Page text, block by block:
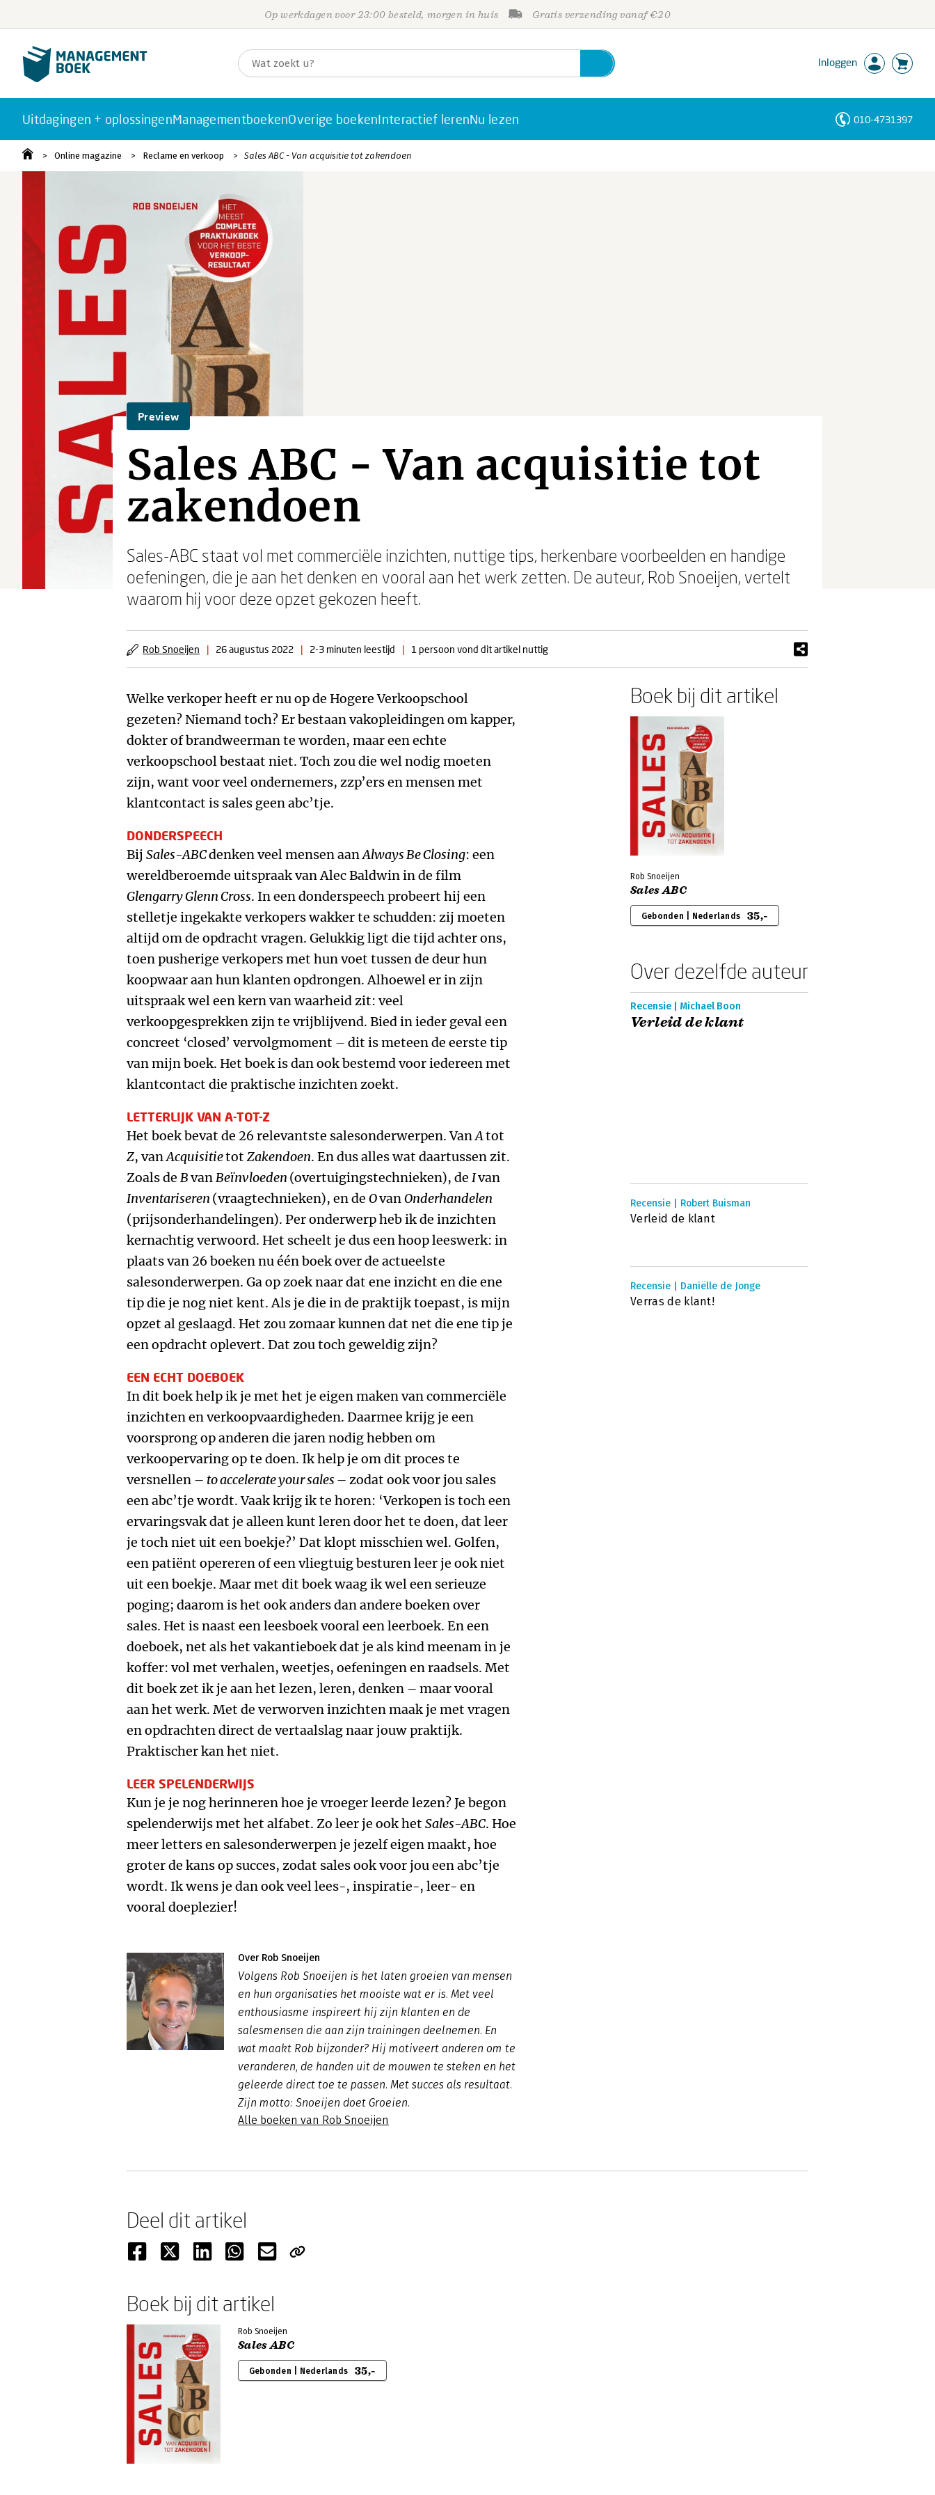
Op werkdagen voor 23:00 besteld, morgen in huis Gratis verzending vanaf €20
Inloggen
Uitdagingen + oplossingenManagementboekenOverige boekenInteractief lerenNu lezen 010-4731397
Online magazine Reclame en verkoop Sales ABC - Van acquisitie tot zakendoen
Preview
Sales ABC - Van acquisitie tot
zakendoen
Sales-ABC staat vol met commerciële inzichten, nuttige tips, herkenbare voorbeelden en handige
oefeningen, die je aan het denken en vooral aan het werk zetten. De auteur, Rob Snoeijen, vertelt
waarom hij voor deze opzet gekozen heeft.
Rob Snoeijen | 26 augustus 2022 | 2-3 minuten leestijd | 1 persoon vond dit artikel nuttig
Welke verkoper heeft er nu op de Hogere Verkoopschool
gezeten? Niemand toch? Er bestaan vakopleidingen om kapper,
dokter of brandweerman te worden, maar een echte
verkoopschool bestaat niet. Toch zou die wel nodig moeten
zijn, want voor veel ondernemers, zzp’ers en mensen met
klantcontact is sales geen abc’tje.
DONDERSPEECH
Bij Sales-ABCdenken veel mensen aanAlways Be Closing: een
wereldberoemde uitspraak van Alec Baldwin in de film
Glengarry Glenn Cross. In een donderspeech probeert hij een
stelletje ingekakte verkopers wakker te schudden: zij moeten
altijd om de opdracht vragen. Gelukkig ligt die tijd achter ons,
toen pusherige verkopers met hun voet tussen de deur hun
koopwaar aan hun klanten opdrongen. Alhoewel er in zijn
uitspraak wel een kern van waarheid zit: veel
verkoopgesprekken zijn te vrijblijvend. Bied in ieder geval een
concreet ‘closed’ vervolgmoment – dit is meteen de eerste tip
van mijn boek. Het boek is dan ook bestemd voor iedereen met
klantcontact die praktische inzichten zoekt.
LETTERLIJK VAN A-TOT-Z
Het boek bevat de 26 relevantste salesonderwerpen. VanAtot
Z, vanAcquisitietot Zakendoen. En dus alles wat daartussen zit.
Zoals de BvanBeïnvloeden (overtuigingstechnieken), de Ivan
Inventariseren (vraagtechnieken), en de OvanOnderhandelen
(prijsonderhandelingen). Per onderwerp heb ik de inzichten
kernachtig verwoord. Het scheelt je dus een hoop leeswerk: in
plaats van 26 boeken nu één boek over de actueelste
salesonderwerpen. Ga op zoek naar dat ene inzicht en die ene
tip die je nog niet kent. Als je die in de praktijk toepast, is mijn
opzet al geslaagd. Het zou zomaar kunnen dat net die ene tip je
een opdracht oplevert. Dat zou toch geweldig zijn?
EEN ECHT DOEBOEK
In dit boek help ik je met het je eigen maken van commerciële
inzichten en verkoopvaardigheden. Daarmee krijg je een
voorsprong op anderen die jaren nodig hebben om
verkoopervaring op te doen. Ik help je om dit proces te
versnellen – to accelerate your sales – zodat ook voor jou sales
een abc’tje wordt. Vaak krijg ik te horen: ‘Verkopen is toch een
ervaringsvak dat je alleen kunt leren door het te doen, dat leer
je toch niet uit een boekje?’ Dat klopt misschien wel. Golfen,
een patiënt opereren of een vliegtuig besturen leer je ook niet
uit een boekje. Maar met dit boek waag ik wel een serieuze
poging; daarom is het ook anders dan andere boeken over
sales. Het is naast een leesboek vooral een leerboek. En een
doeboek, net als het vakantieboek dat je als kind meenam in je
koffer: vol met verhalen, weetjes, oefeningen en raadsels. Met
dit boek zet ik je aan het lezen, leren, denken – maar vooral
aan het werk. Met de verworven inzichten maak je met vragen
en opdrachten direct de vertaalslag naar jouw praktijk.
Praktischer kan het niet.
LEER SPELENDERWIJS
Kun je je nog herinneren hoe je vroeger leerde lezen? Je begon
spelenderwijs met het alfabet. Zo leer je ook het Sales-ABC. Hoe
meer letters en salesonderwerpen je jezelf eigen maakt, hoe
groter de kans op succes, zodat sales ook voor jou een abc’tje
wordt. Ik wens je dan ook veel lees-, inspiratie-, leer- en
vooral doeplezier!
Over Rob Snoeijen
Volgens Rob Snoeijen is het laten groeien van mensen
en hun organisaties het mooiste wat er is. Met veel
enthousiasme inspireert hij zijn klanten en de
salesmensen die aan zijn trainingen deelnemen. En
wat maakt Rob bijzonder? Hij motiveert anderen om te
veranderen, de handen uit de mouwen te steken en het
geleerde direct toe te passen. Met succes als resultaat.
Zijn motto: Snoeijen doet Groeien.
Alle boeken van Rob Snoeijen
Boek bij dit artikel
Rob Snoeijen
Sales ABC
Gebonden | Nederlands 35,-
Over dezelfde auteur
Recensie | Michael Boon
Verleid de klant
Recensie | Robert Buisman
Verleid de klant
Recensie | Daniëlle de Jonge
Verras de klant!
Deel dit artikel
Boek bij dit artikel
Rob Snoeijen
Sales ABC
Gebonden | Nederlands 35,-
Personen